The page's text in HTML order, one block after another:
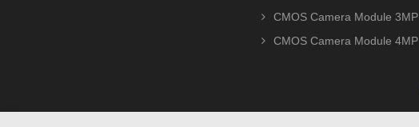
CMOS Camera Module 3MP
CMOS Camera Module 4MP